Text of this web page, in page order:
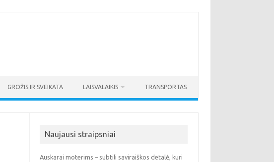
GROŽIS IR SVEIKATA LAISVALAIKIS TRANSPORTAS
Naujausi straipsniai
Auskarai moterims – subtili saviraiškos detalė, kuri